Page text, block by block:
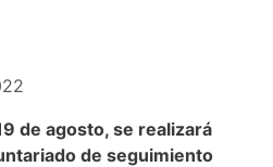
de agosto, se realizará
de seguimiento